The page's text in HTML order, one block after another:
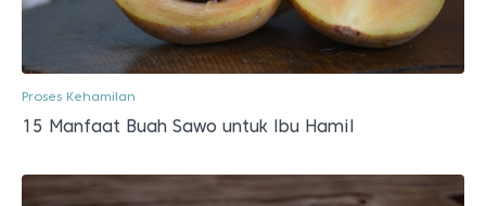
Proses Kehamilan
15 Manfaat Buah Sawo untuk Ibu Hamil